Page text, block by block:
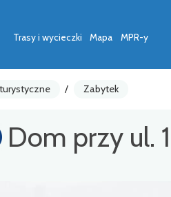
Trasy i wycieczki Mapa MPR-y
/ Zabytek
Dom przy ul.